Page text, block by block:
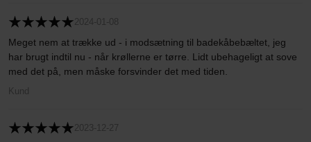
2024-01-08
Meget nem at trække ud - i modsætning til badekåbebæltet, jeg
har brugt indtil nu - når krøllerne er tørre. Lidt ubehageligt at sove
med det på, men måske forsvinder det med tiden.
Kund
2023-12-27